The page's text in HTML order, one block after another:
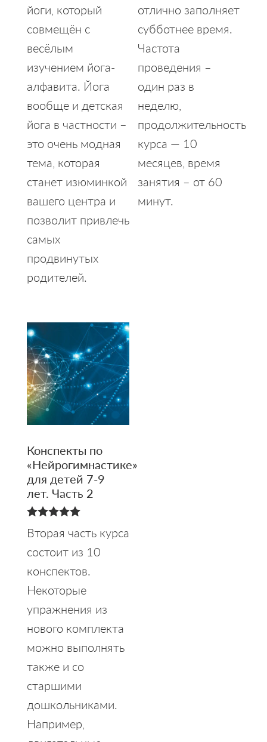
йоги, который
совмещён с
весёлым
изучением йога-
алфавита. Йога
вообще и детская
йога в частности –
это очень модная
тема, которая
станет изюминкой
вашего центра и
позволит привлечь
самых
продвинутых
родителей.
отлично заполняет
субботнее время.
Частота
проведения –
один раз в
неделю,
продолжительность
курса — 10
месяцев, время
занятия – от 60
минут.
Конспекты по
«Нейрогимнастике»
для детей 7-9
лет. Часть 2
из 5
Вторая часть курса
состоит из 10
конспектов.
Некоторые
упражнения из
нового комплекта
можно выполнять
также и со
старшими
дошкольниками.
Например,